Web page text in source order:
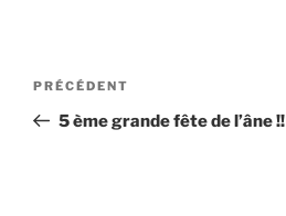
Navigation
l’article
Article
précédent
PRÉCÉDENT
5 ème grande fête de l’âne !!